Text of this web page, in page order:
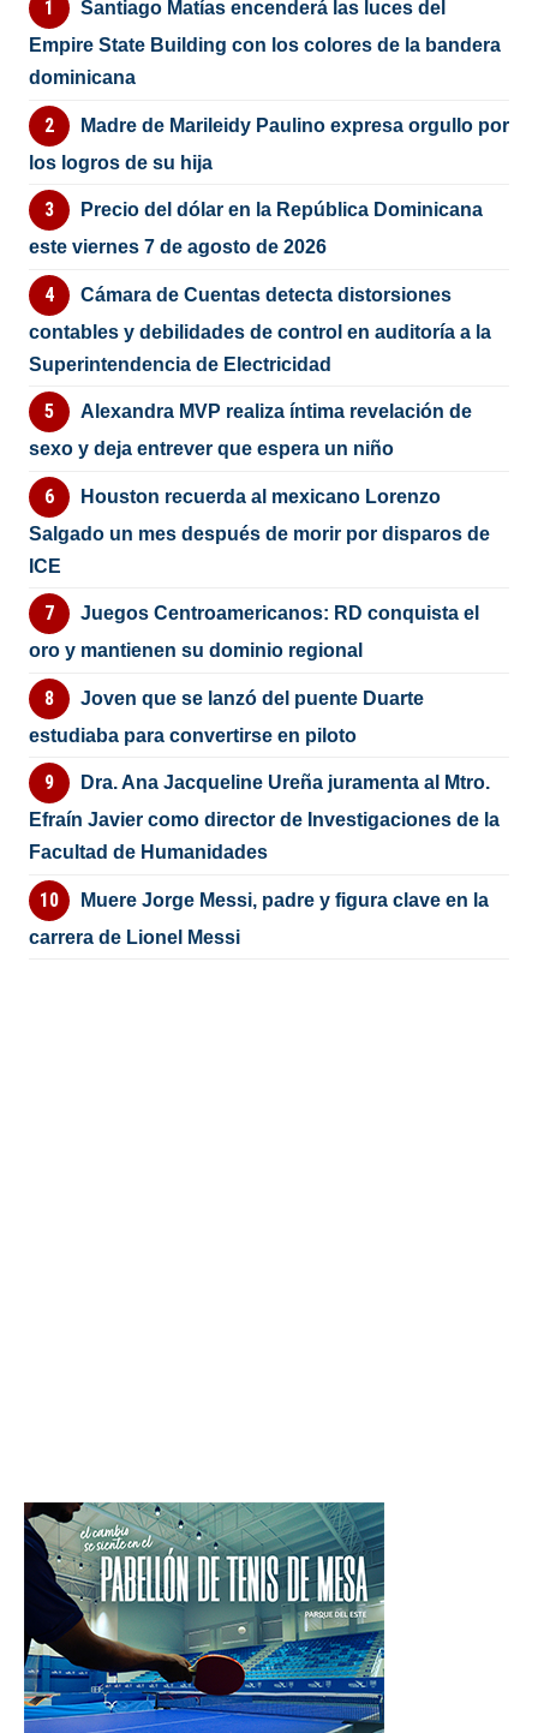
Santiago Matías encenderá las luces del
Empire State Building con los colores de la bandera
dominicana
Madre de Marileidy Paulino expresa orgullo por
los logros de su hija
Precio del dólar en la República Dominicana
este viernes 7 de agosto de 2026
Cámara de Cuentas detecta distorsiones
contables y debilidades de control en auditoría a la
Superintendencia de Electricidad
Alexandra MVP realiza íntima revelación de
sexo y deja entrever que espera un niño
Houston recuerda al mexicano Lorenzo
Salgado un mes después de morir por disparos de
ICE
Juegos Centroamericanos: RD conquista el
oro y mantienen su dominio regional
Joven que se lanzó del puente Duarte
estudiaba para convertirse en piloto
Dra. Ana Jacqueline Ureña juramenta al Mtro.
Efraín Javier como director de Investigaciones de la
Facultad de Humanidades
Muere Jorge Messi, padre y figura clave en la
carrera de Lionel Messi